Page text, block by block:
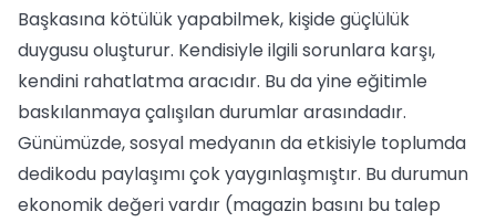
Başkasına kötülük yapabilmek, kişide güçlülük
duygusu oluşturur. Kendisiyle ilgili sorunlara karşı,
kendini rahatlatma aracıdır. Bu da yine eğitimle
baskılanmaya çalışılan durumlar arasındadır.
Günümüzde, sosyal medyanın da etkisiyle toplumda
dedikodu paylaşımı çok yaygınlaşmıştır. Bu durumun
ekonomik değeri vardır (magazin basını bu talep